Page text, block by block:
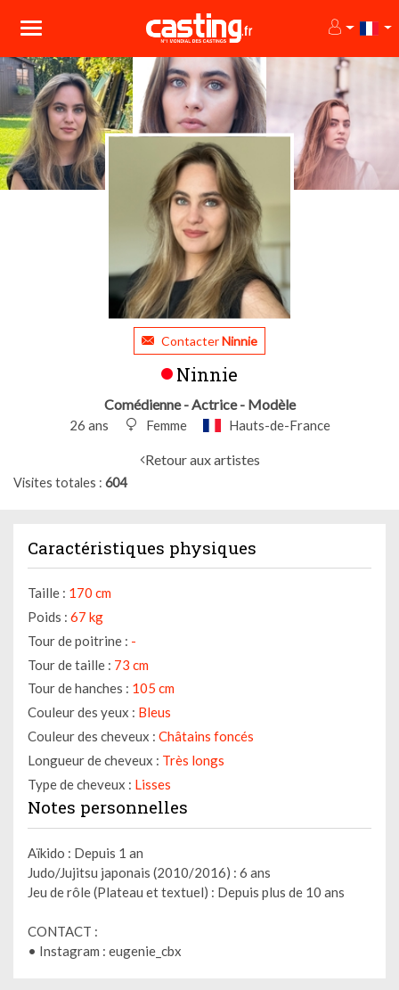
ContacterNinnie
Ninnie
Comédienne - Actrice - Modèle
26 ans Femme Hauts-de-France
Retour aux artistes
Visites totales 604
Caractéristiques physiques
Taille : 170 cm
Poids : 67 kg
Tour de poitrine : -
Tour de taille : 73 cm
Tour de hanches : 105 cm
Couleur des yeux : Bleus
Couleur des cheveux : Châtains foncés
Longueur de cheveux : Très longs
Type de cheveux : Lisses
Notes personnelles
Aïkido : Depuis 1 an
Judo/Jujitsu japonais (2010/2016) : 6 ans
Jeu de rôle (Plateau et textuel) : Depuis plus de 10 ans
CONTACT :
• Instagram : eugenie_cbx